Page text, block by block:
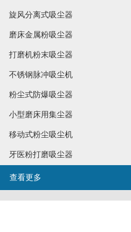
旋风分离式吸尘器
磨床金属粉吸尘器
打磨机粉末吸尘器
不锈钢脉冲吸尘机
粉尘式防爆吸尘器
小型磨床用集尘器
移动式粉尘吸尘机
牙医粉打磨吸尘器
查看更多